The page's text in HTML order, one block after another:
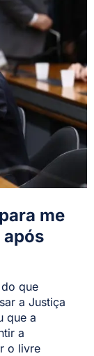
me
após
que
a Justiça
que a
a
o livre